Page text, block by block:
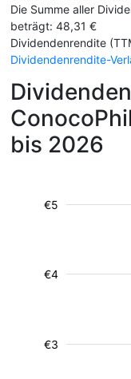
Die Summe aller
beträgt: 48,31 €
Dividendenrendite
Dividendenrendite-
bis 2026
€3
€4
€5